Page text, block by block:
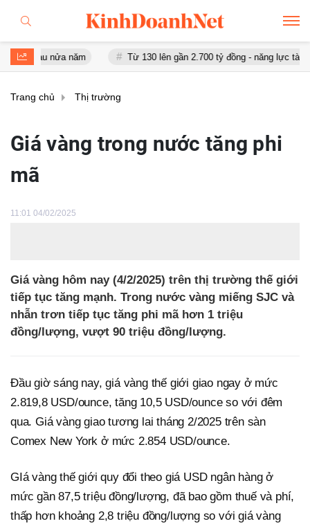
năm Từ 130 lên gần 2.700 tỷ đồng - năng lực tài chính của
Trang chủ Thị trường
Giá vàng trong nước tăng phi
mã
11:01 04/02/2025
Giá vàng hôm nay (4/2/2025) trên thị trường thế giới
tiếp tục tăng mạnh. Trong nước vàng miếng SJC và
nhẫn trơn tiếp tục tăng phi mã hơn 1 triệu
đồng/lượng, vượt 90 triệu đồng/lượng.
Đầu giờ sáng nay, giá vàng thế giới giao ngay ở mức
2.819,8 USD/ounce, tăng 10,5 USD/ounce so với đêm
qua. Giá vàng giao tương lai tháng 2/2025 trên sàn
Comex New York ở mức 2.854 USD/ounce.
GIá vàng thế giới quy đổi theo giá USD ngân hàng ở
mức gần 87,5 triệu đồng/lượng, đã bao gồm thuế và phí,
thấp hơn khoảng 2,8 triệu đồng/lượng so với giá vàng